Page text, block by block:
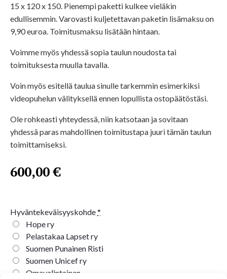
15 x 120 x 150. Pienempi paketti kulkee vieläkin
edullisemmin. Varovasti kuljetettavan paketin lisämaksu on
9,90 euroa. Toimitusmaksu lisätään hintaan.
Voimme myös yhdessä sopia taulun noudosta tai
toimituksesta muulla tavalla.
Voin myös esitellä taulua sinulle tarkemmin esimerkiksi
videopuhelun välityksellä ennen lopullista ostopäätöstäsi.
Ole rohkeasti yhteydessä, niin katsotaan ja sovitaan
yhdessä paras mahdollinen toimitustapa juuri tämän taulun
toimittamiseksi.
600,00€
Hyväntekeväisyyskohde*
Hope ry
Pelastakaa Lapset ry
Suomen Punainen Risti
Suomen Unicef ry
Omavalintainen